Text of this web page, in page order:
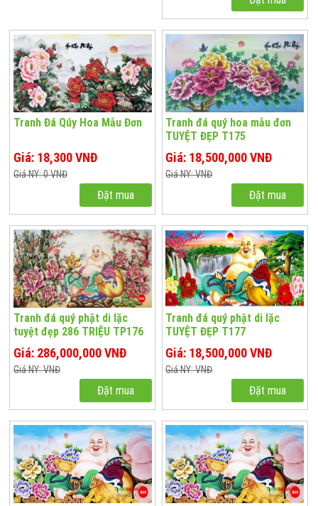
Tranh Đá Qúy Hoa Mẫu Đơn
Giá: 18,300 VNĐ
Giá NY: 0 VNĐ
Đặt mua
Tranh đá quý hoa mẫu đơn
TUYỆT ĐẸP T175
Giá: 18,500,000 VNĐ
Giá NY: VNĐ
Đặt mua
Tranh đá quý phật di lặc
tuyệt đẹp 286 TRIỆU TP176
Giá: 286,000,000 VNĐ
Giá NY: VNĐ
Đặt mua
Tranh đá quý phật di lặc
TUYỆT ĐẸP T177
Giá: 18,500,000 VNĐ
Giá NY: VNĐ
Đặt mua